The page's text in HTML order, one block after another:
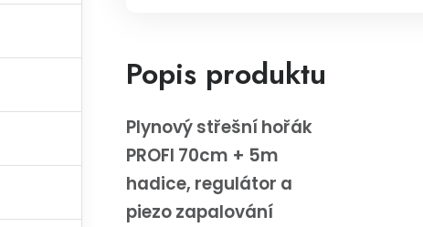
Popis produktu
Plynový střešní hořák
PROFI 70cm + 5m
hadice, regulátor a
piezo zapalování